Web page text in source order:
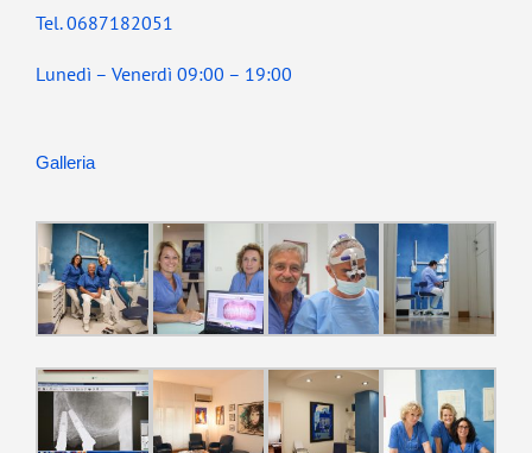
Tel. 0687182051
Lunedì – Venerdì 09:00 – 19:00
Galleria